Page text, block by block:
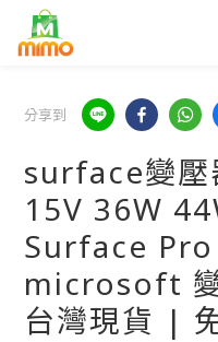
分享到
surface變壓
15V 36W
Surface
microsoft
台灣現貨 |